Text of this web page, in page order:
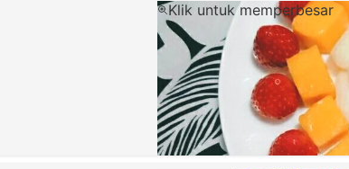
Klik untuk memperbesar